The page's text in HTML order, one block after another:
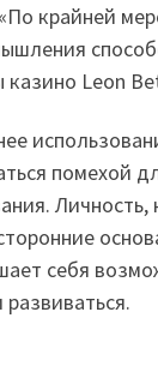
крайней
казино Leon
помехой
себя